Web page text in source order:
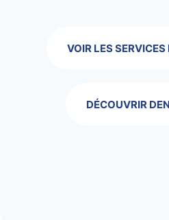
VOIR LES
DÉCOUVRIR